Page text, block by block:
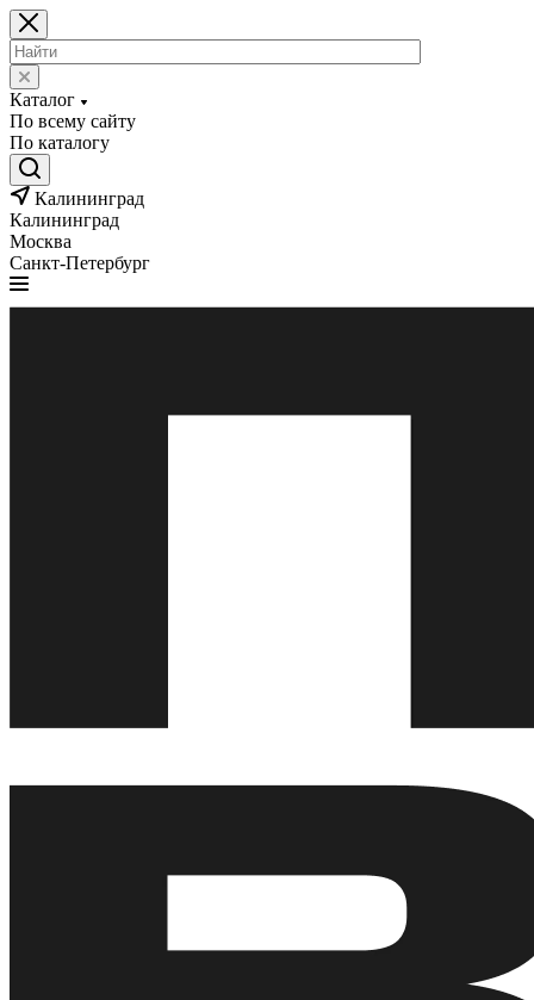
Каталог
По всему сайту
По каталогу
Калининград
Калининград
Москва
Санкт-Петербург